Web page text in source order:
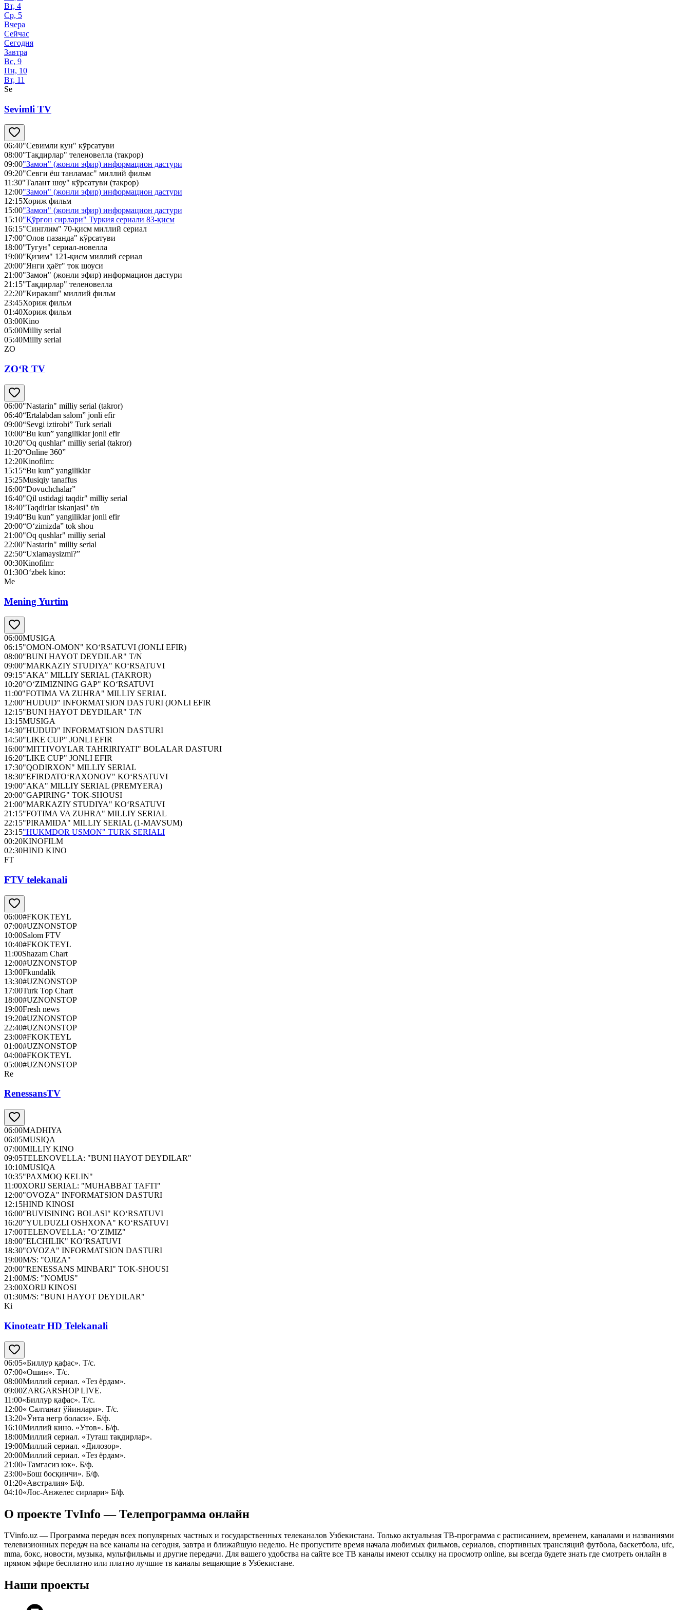
Вт, 4
Ср, 5
Вчера
Сейчас
Сегодня
Завтра
Вс, 9
Пн, 10
Вт, 11
Se
Sevimli TV
06:40"Севимли кун" кўрсатуви
08:00"Тақдирлар" теленовелла (такрор)
09:00"Замон" (жонли эфир) информацион дастури
09:20"Севги ёш танламас" миллий фильм
11:30"Талант шоу" кўрсатуви (такрор)
12:00"Замон" (жонли эфир) информацион дастури
12:15Хориж фильм
15:00"Замон" (жонли эфир) информацион дастури
15:10"Қўрғон сирлари" Туркия сериали 83-қисм
16:15"Синглим" 70-қисм миллий сериал
17:00"Олов пазанда" кўрсатуви
18:00"Тугун" сериал-новелла
19:00"Қизим" 121-қисм миллий сериал
20:00"Янги ҳаёт" ток шоуси
21:00"Замон" (жонли эфир) информацион дастури
21:15"Тақдирлар" теленовелла
22:20"Киракаш" миллий фильм
23:45Хориж фильм
01:40Хориж фильм
03:00Kino
05:00Milliy serial
05:40Milliy serial
ZO
ZO‘R TV
06:00"Nastarin" milliy serial (takror)
06:40“Ertalabdan salom” jonli efir
09:00“Sevgi iztirobi” Turk seriali
10:00“Bu kun” yangiliklar jonli efir
10:20"Oq qushlar" milliy serial (takror)
11:20“Online 360”
12:20Kinofilm:
15:15“Bu kun” yangiliklar
15:25Musiqiy tanaffus
16:00“Dovuchchalar”
16:40"Qil ustidagi taqdir" milliy serial
18:40"Taqdirlar iskanjasi" t/n
19:40“Bu kun” yangiliklar jonli efir
20:00“O‘zimizda” tok shou
21:00"Oq qushlar" milliy serial
22:00"Nastarin" milliy serial
22:50“Uxlamaysizmi?”
00:30Kinofilm:
01:30O‘zbek kino:
Me
Mening Yurtim
06:00MUSIGA
06:15"OMON-OMON" KO‘RSATUVI (JONLI EFIR)
08:00"BUNI HAYOT DEYDILAR" T/N
09:00"MARKAZIY STUDIYA" KO‘RSATUVI
09:15"AKA" MILLIY SERIAL (TAKROR)
10:20"O‘ZIMIZNING GAP" KO‘RSATUVI
11:00"FOTIMA VA ZUHRA" MILLIY SERIAL
12:00"HUDUD" INFORMATSION DASTURI (JONLI EFIR
12:15"BUNI HAYOT DEYDILAR" T/N
13:15MUSIGA
14:30"HUDUD" INFORMATSION DASTURI
14:50"LIKE CUP" JONLI EFIR
16:00"MITTIVOYLAR TAHRIRIYATI" BOLALAR DASTURI
16:20"LIKE CUP" JONLI EFIR
17:30"QODIRXON" MILLIY SERIAL
18:30"EFIRDATO‘RAXONOV" KO‘RSATUVI
19:00"AKA" MILLIY SERIAL (PREMYERA)
20:00"GAPIRING" TOK-SHOUSI
21:00"MARKAZIY STUDIYA" KO‘RSATUVI
21:15"FOTIMA VA ZUHRA" MILLIY SERIAL
22:15"PIRAMIDA" MILLIY SERIAL (1-MAVSUM)
23:15"HUKMDOR USMON" TURK SERIALI
00:20KINOFILM
02:30HIND KINO
FT
FTV telekanali
06:00#FKOKTEYL
07:00#UZNONSTOP
10:00Salom FTV
10:40#FKOKTEYL
11:00Shazam Chart
12:00#UZNONSTOP
13:00Fkundalik
13:30#UZNONSTOP
17:00Turk Top Chart
18:00#UZNONSTOP
19:00Fresh news
19:20#UZNONSTOP
22:40#UZNONSTOP
23:00#FKOKTEYL
01:00#UZNONSTOP
04:00#FKOKTEYL
05:00#UZNONSTOP
Re
RenessansTV
06:00MADHIYA
06:05MUSIQA
07:00MILLIY KINO
09:05TELENOVELLA: "BUNI HAYOT DEYDILAR"
10:10MUSIQA
10:35"PAXMOQ KELIN"
11:00XORIJ SERIAL: "MUHABBAT TAFTI"
12:00"OVOZA" INFORMATSION DASTURI
12:15HIND KINOSI
16:00"BUVISINING BOLASI" KO‘RSATUVI
16:20"YULDUZLI OSHXONA" KO‘RSATUVI
17:00TELENOVELLA: "O‘ZIMIZ"
18:00"ELCHILIK" KO‘RSATUVI
18:30"OVOZA" INFORMATSION DASTURI
19:00M/S: "OJIZA"
20:00"RENESSANS MINBARI" TOK-SHOUSI
21:00M/S: "NOMUS"
23:00XORIJ KINOSI
01:30M/S: "BUNI HAYOT DEYDILAR"
Ki
Kinoteatr HD Telekanali
06:05«Биллур қафас». Т/с.
07:00«Ошин». Т/с.
08:00Миллий сериал. «Тез ёрдам».
09:00ZARGARSHOP LIVE.
11:00«Биллур қафас». Т/с.
12:00« Салтанат ўйинлари». Т/с.
13:20«Ўнта негр боласи». Б/ф.
16:10Миллий кино. «Утов». Б/ф.
18:00Миллий сериал. «Туташ тақдирлар».
19:00Миллий сериал. «Дилозор».
20:00Миллий сериал. «Тез ёрдам».
21:00«Тамғасиз юк». Б/ф.
23:00«Бош босқинчи». Б/ф.
01:20«Австралия» Б/ф.
04:10«Лос-Анжелес сирлари» Б/ф.
О проекте TvInfo — Телепрограмма онлайн
TVinfo.uz — Программа передач всех популярных частных и государственных телеканалов Узбекистана. Только актуальная ТВ-программа с расписанием, временем, каналами и названиями
телевизионных передач на все каналы на сегодня, завтра и ближайшую неделю. Не пропустите время начала любимых фильмов, сериалов, спортивных трансляций футбола, баскетбола, ufc,
mma, бокс, новости, музыка, мультфильмы и другие передачи. Для вашего удобства на сайте все ТВ каналы имеют ссылку на просмотр online, вы всегда будете знать где смотреть онлайн в
прямом эфире бесплатно или платно лучшие тв каналы вещающие в Узбекистане.
Наши проекты